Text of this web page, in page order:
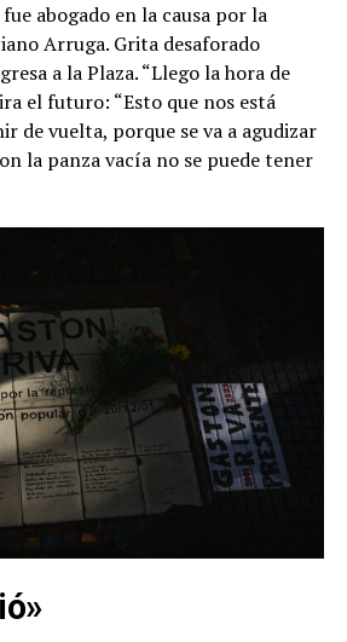
abogado en la causa por la
Arruga. Grita desaforado
a la Plaza. “Llego la hora de
el futuro: “Esto que nos está
de vuelta, porque se va a agudizar
la panza vacía no se puede tener